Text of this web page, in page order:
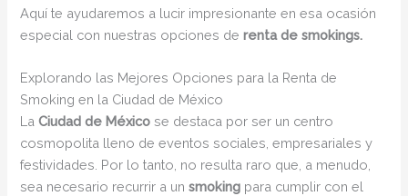
Aquí te ayudaremos a lucir impresionante en esa ocasión
especial con nuestras opciones derenta de smokings.
Explorando las Mejores Opciones para la Renta de
Smoking en la Ciudad de México
LaCiudad de México se destaca por ser un centro
cosmopolita lleno de eventos sociales, empresariales y
festividades. Por lo tanto, no resulta raro que, a menudo,
sea necesario recurrir a unsmoking para cumplir con el